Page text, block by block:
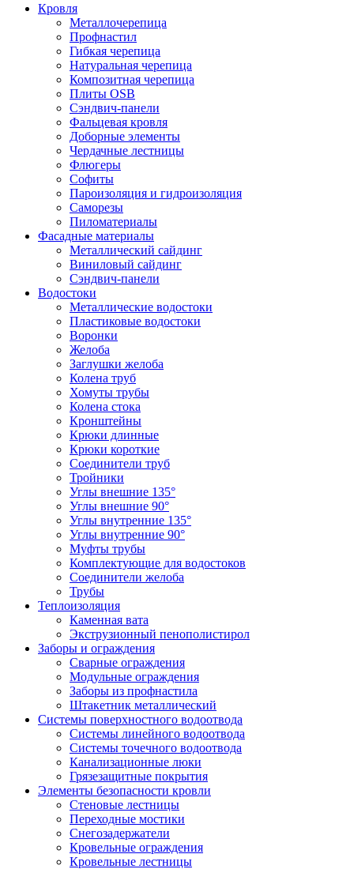
Кровля
Металлочерепица
Профнастил
Гибкая черепица
Натуральная черепица
Композитная черепица
Плиты OSB
Сэндвич-панели
Фальцевая кровля
Доборные элементы
Чердачные лестницы
Флюгеры
Софиты
Пароизоляция и гидроизоляция
Саморезы
Пиломатериалы
Фасадные материалы
Металлический сайдинг
Виниловый сайдинг
Сэндвич-панели
Водостоки
Металлические водостоки
Пластиковые водостоки
Воронки
Желоба
Заглушки желоба
Колена труб
Хомуты трубы
Колена стока
Кронштейны
Крюки длинные
Крюки короткие
Соединители труб
Тройники
Углы внешние 135°
Углы внешние 90°
Углы внутренние 135°
Углы внутренние 90°
Муфты трубы
Комплектующие для водостоков
Соединители желоба
Трубы
Теплоизоляция
Каменная вата
Экструзионный пенополистирол
Заборы и ограждения
Сварные ограждения
Модульные ограждения
Заборы из профнастила
Штакетник металлический
Системы поверхностного водоотвода
Системы линейного водоотвода
Системы точечного водоотвода
Канализационные люки
Грязезащитные покрытия
Элементы безопасности кровли
Стеновые лестницы
Переходные мостики
Снегозадержатели
Кровельные ограждения
Кровельные лестницы